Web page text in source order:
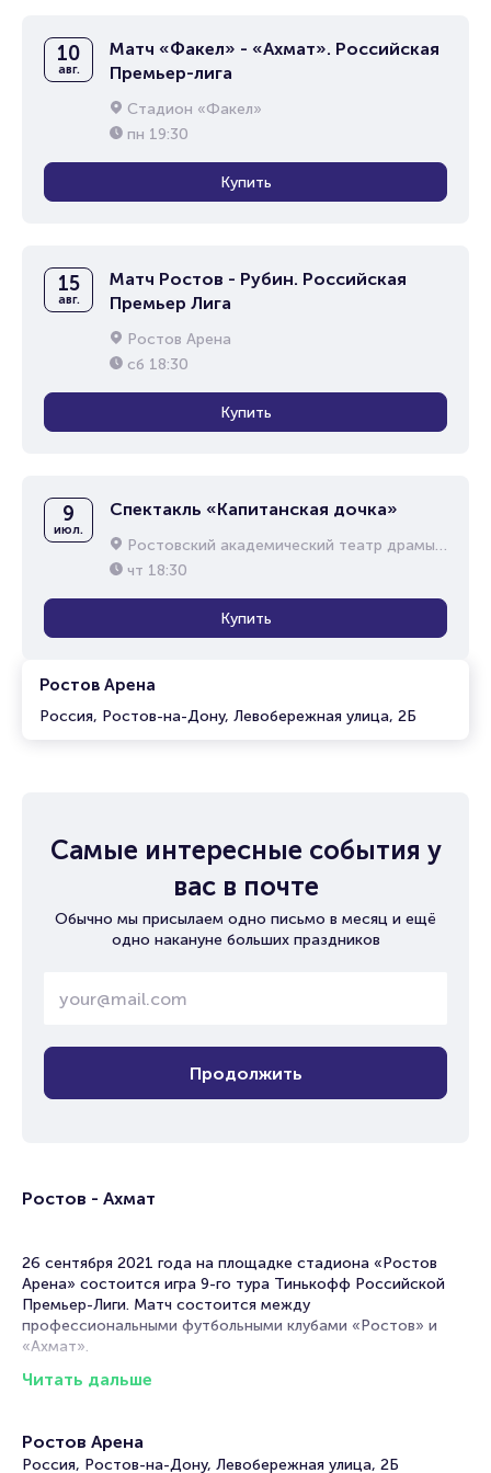
Ростов Арена
Россия, Ростов-на-Дону, Левобережная улица, 2Б
10
авг.
Матч «Факел» - «Ахмат». Российская
Премьер-лига
Стадион «Факел»
пн 19:30
Купить
15
авг.
Матч Ростов - Рубин. Российская
Премьер Лига
Ростов Арена
сб 18:30
Купить
9
июл.
Спектакль «Капитанская дочка»
Ростовский академический театр драмы им. М.Горького
чт 18:30
Купить
Самые интересные события у
вас в почте
Обычно мы присылаем одно письмо в месяц и ещё
одно накануне больших праздников
Продолжить
Ростов - Ахмат
26 сентября 2021 года на площадке стадиона «Ростов
Арена» состоится игра 9-го тура Тинькофф Российской
Премьер-Лиги. Матч состоится между
профессиональными футбольными клубами «Ростов» и
«Ахмат».
Российский футбольный клуб «Ростов» появился в 1930
стать участником Чемпионата СССР. Лучшим результатом
команды принято считать 1991 год, когда «Ростов» занял
Читать дальше
Ростов Арена
Россия, Ростов-на-Дону, Левобережная улица, 2Б